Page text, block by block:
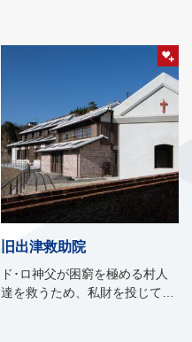
旧出津救助院
ド･ロ神父が困窮を極める村人
達を救うため、私財を投じて設